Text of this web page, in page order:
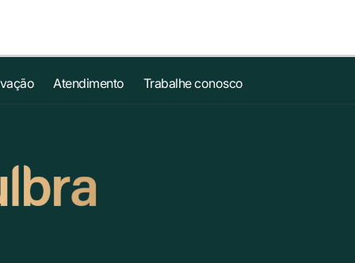
Atendimento Trabalhe conosco